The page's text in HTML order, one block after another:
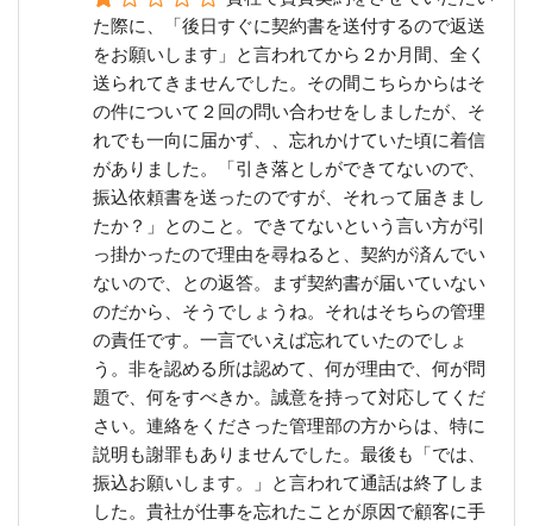
た際に、「後日すぐに契約書を送付するので返送
をお願いします」と言われてから２か月間、全く
送られてきませんでした。その間こちらからはそ
の件について２回の問い合わせをしましたが、そ
れでも一向に届かず、、忘れかけていた頃に着信
がありました。「引き落としができてないので、
振込依頼書を送ったのですが、それって届きまし
たか？」とのこと。できてないという言い方が引
っ掛かったので理由を尋ねると、契約が済んでい
ないので、との返答。まず契約書が届いていない
のだから、そうでしょうね。それはそちらの管理
の責任です。一言でいえば忘れていたのでしょ
う。非を認める所は認めて、何が理由で、何が問
題で、何をすべきか。誠意を持って対応してくだ
さい。連絡をくださった管理部の方からは、特に
説明も謝罪もありませんでした。最後も「では、
振込お願いします。」と言われて通話は終了しま
した。貴社が仕事を忘れたことが原因で顧客に手